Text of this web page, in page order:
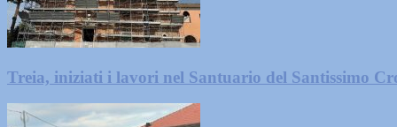
Treia, iniziati i lavori nel Santuario del Santissimo